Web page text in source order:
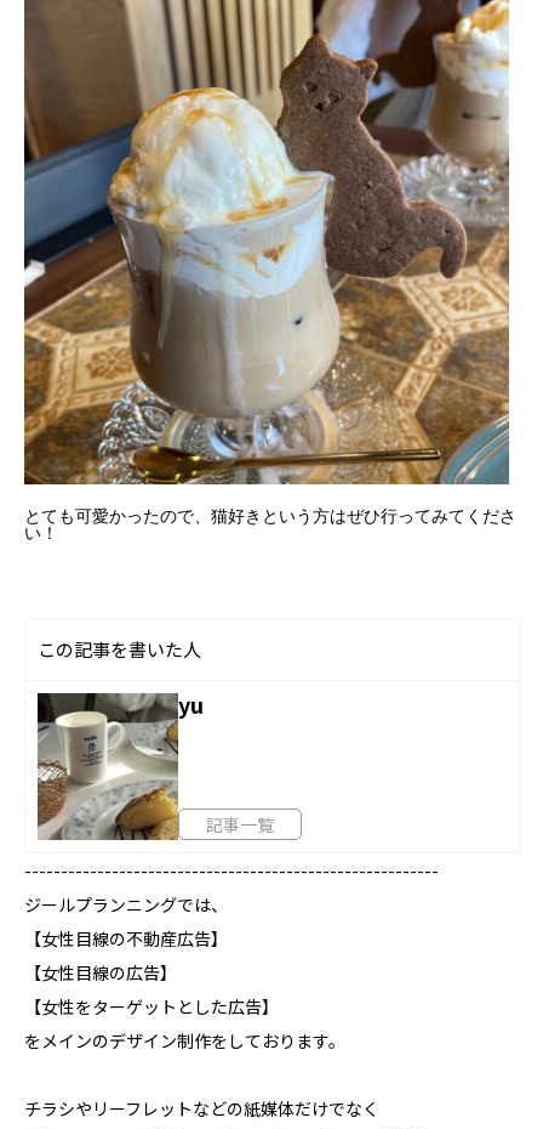
とても可愛かったので、猫好きという方はぜひ行ってみてくださ
い！
この記事を書いた人
yu
記事一覧
---------------------------------------------------------
ジールプランニングでは、
【女性目線の不動産広告】
【女性目線の広告】
【女性をターゲットとした広告】
をメインのデザイン制作をしております。
チラシやリーフレットなどの紙媒体だけでなく